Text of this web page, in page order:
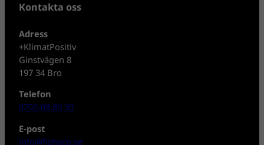
Kontakta oss
Adress
+KlimatPositiv
Ginstvägen 8
197 34 Bro
Telefon
0702-08 80 30
E-post
info@fisheco.se